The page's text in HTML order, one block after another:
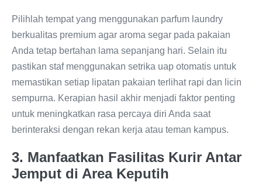
Pilihlah tempat yang menggunakan parfum laundry
berkualitas premium agar aroma segar pada pakaian
Anda tetap bertahan lama sepanjang hari. Selain itu
pastikan staf menggunakan setrika uap otomatis untuk
memastikan setiap lipatan pakaian terlihat rapi dan licin
sempurna. Kerapian hasil akhir menjadi faktor penting
untuk meningkatkan rasa percaya diri Anda saat
berinteraksi dengan rekan kerja atau teman kampus.
3. Manfaatkan Fasilitas Kurir Antar
Jemput di Area Keputih